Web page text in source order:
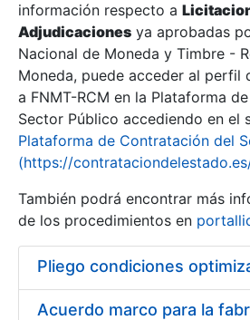
Erakutsi/Ezkutatu
Erakutsi/Ezkutatu
Erakutsi/Ezkutatu
información respecto a
Adjudicaciones ya aprobadas
Nacional de Moneda y Timbre -
Moneda, puede acceder al perfil
a FNMT-RCM en la Plataforma
Sector Público accediendo en el
Plataforma de Contratación del
(https://
También podrá encontrar más
de los procedimientos en